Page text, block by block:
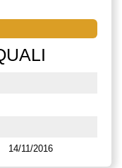
14/11/2016